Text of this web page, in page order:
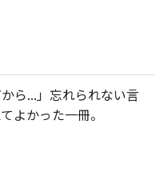
から...」忘れられない言
よかった一冊。